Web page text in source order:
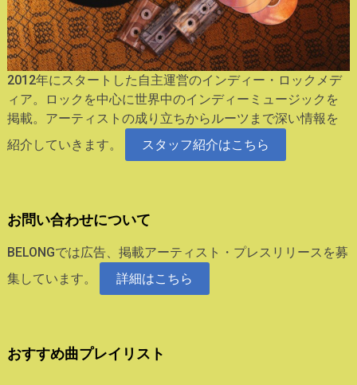
2012年にスタートした自主運営のインディー・ロックメデ
ィア。ロックを中心に世界中のインディーミュージックを
掲載。アーティストの成り立ちからルーツまで深い情報を
紹介していきます。
スタッフ紹介はこちら
お問い合わせについて
BELONGでは広告、掲載アーティスト・プレスリリースを募
集しています。
詳細はこちら
おすすめ曲プレイリスト